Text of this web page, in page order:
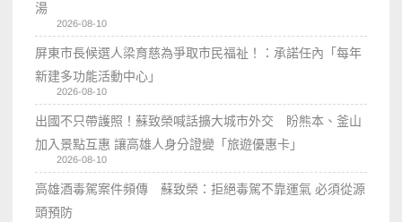
湯
2026-08-10
屏東市長候選人梁育慈為爭取市民福祉！：承諾任內「每年
新建多功能活動中心」
2026-08-10
出國不只帶護照！蘇致榮喊話擴大城市外交 盼熊本、釜山
加入景點互惠 讓高雄人身分證變「旅遊優惠卡」
2026-08-10
高雄酒毒駕案件頻傳 蘇致榮：拒絕毒駕不靠運氣 必須從源
頭預防